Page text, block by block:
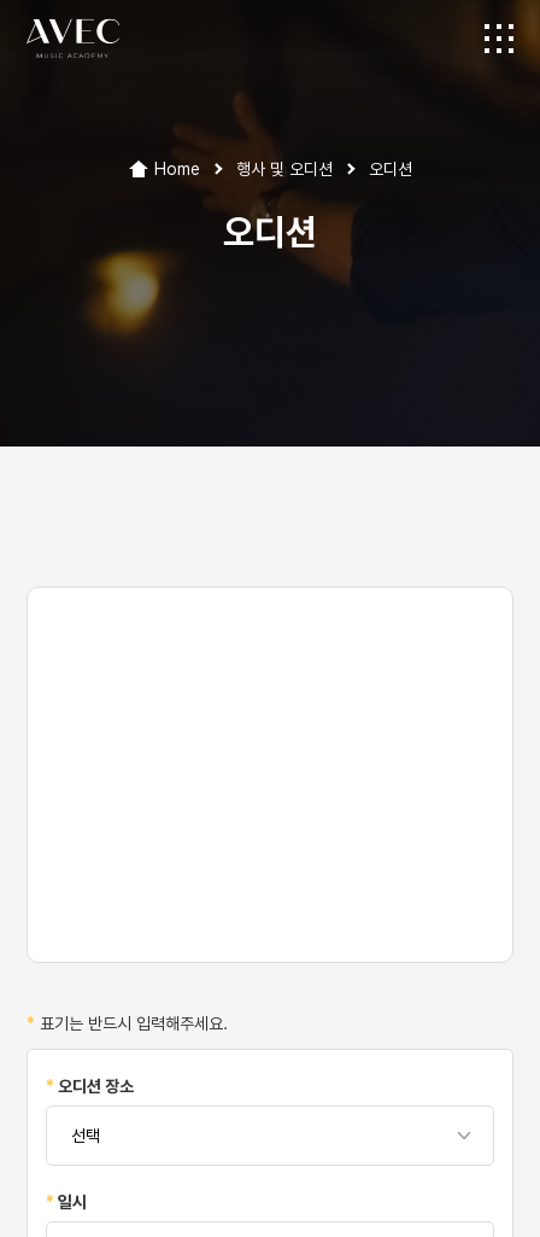
Home 행사 및 오디션 오디션
오디션
* 표기는 반드시 입력해주세요.
*오디션 장소
*일시